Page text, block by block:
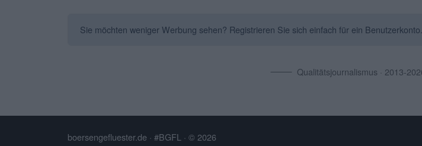
Sie möchten weniger Werbung sehen? Registrieren Sie sich einfach für ein
Qualitätsjournalismus · 2013-
boersengefluester.de · #BGFL · © 2026